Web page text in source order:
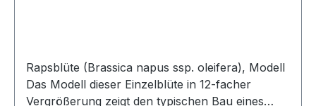
Rapsblüte (Brassica napus ssp. oleifera), Modell
Das Modell dieser Einzelblüte in 12-facher
Vergrößerung zeigt den typischen Bau eines